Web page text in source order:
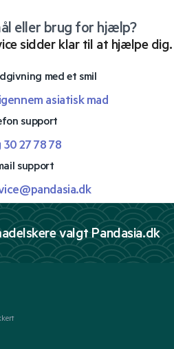
eller brug for hjælp?
sidder klar til at hjælpe dig.
med et smil
asiatisk mad
support
30 27 78 78
support
valgt Pandasia.dk